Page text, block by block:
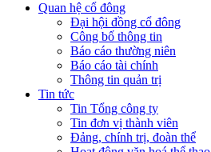
Quan hệ cổ đông
Đại hội đồng cổ đông
Công bố thông tin
Báo cáo thường niên
Báo cáo tài chính
Thông tin quản trị
Tin tức
Tin Tổng công ty
Tin đơn vị thành viên
Đảng, chính trị, đoàn thể